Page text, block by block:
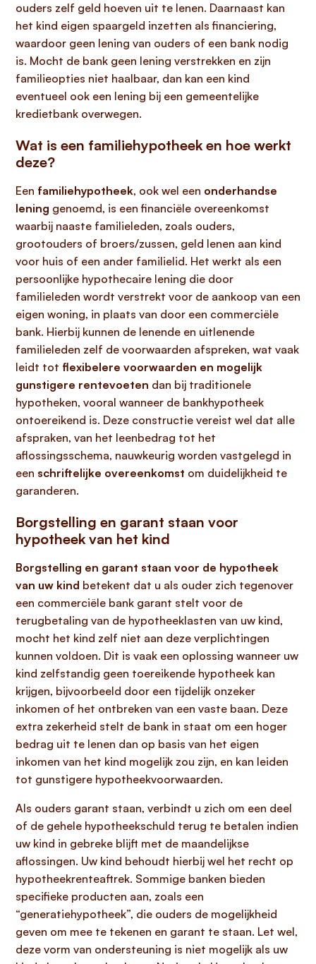
ouders zelf geld hoeven uit te lenen. Daarnaast kan
het kind eigen spaargeld inzetten als financiering,
waardoor geen lening van ouders of een bank nodig
is. Mocht de bank geen lening verstrekken en zijn
familieopties niet haalbaar, dan kan een kind
eventueel ook een lening bij een gemeentelijke
kredietbank overwegen.
Wat is een familiehypotheek en hoe werkt
deze?
Een familiehypotheek, ook wel een onderhandse
lening genoemd, is een financiële overeenkomst
waarbij naaste familieleden, zoals ouders,
grootouders of broers/zussen, geld lenen aan kind
voor huis of een ander familielid. Het werkt als een
persoonlijke hypothecaire lening die door
familieleden wordt verstrekt voor de aankoop van een
eigen woning, in plaats van door een commerciële
bank. Hierbij kunnen de lenende en uitlenende
familieleden zelf de voorwaarden afspreken, wat vaak
leidt tot flexibelere voorwaarden en mogelijk
gunstigere rentevoeten dan bij traditionele
hypotheken, vooral wanneer de bankhypotheek
ontoereikend is. Deze constructie vereist wel dat alle
afspraken, van het leenbedrag tot het
aflossingsschema, nauwkeurig worden vastgelegd in
een schriftelijke overeenkomst om duidelijkheid te
garanderen.
Borgstelling en garant staan voor
hypotheek van het kind
Borgstelling en garant staan voor de hypotheek
van uw kind betekent dat u als ouder zich tegenover
een commerciële bank garant stelt voor de
terugbetaling van de hypotheeklasten van uw kind,
mocht het kind zelf niet aan deze verplichtingen
kunnen voldoen. Dit is vaak een oplossing wanneer uw
kind zelfstandig geen toereikende hypotheek kan
krijgen, bijvoorbeeld door een tijdelijk onzeker
inkomen of het ontbreken van een vaste baan. Deze
extra zekerheid stelt de bank in staat om een hoger
bedrag uit te lenen dan op basis van het eigen
inkomen van het kind mogelijk zou zijn, en kan leiden
tot gunstigere hypotheekvoorwaarden.
Als ouders garant staan, verbindt u zich om een deel
of de gehele hypotheekschuld terug te betalen indien
uw kind in gebreke blijft met de maandelijkse
aflossingen. Uw kind behoudt hierbij wel het recht op
hypotheekrenteaftrek. Sommige banken bieden
specifieke producten aan, zoals een
“generatiehypotheek”, die ouders de mogelijkheid
geven om mee te tekenen en garant te staan. Let wel,
deze vorm van ondersteuning is niet mogelijk als uw